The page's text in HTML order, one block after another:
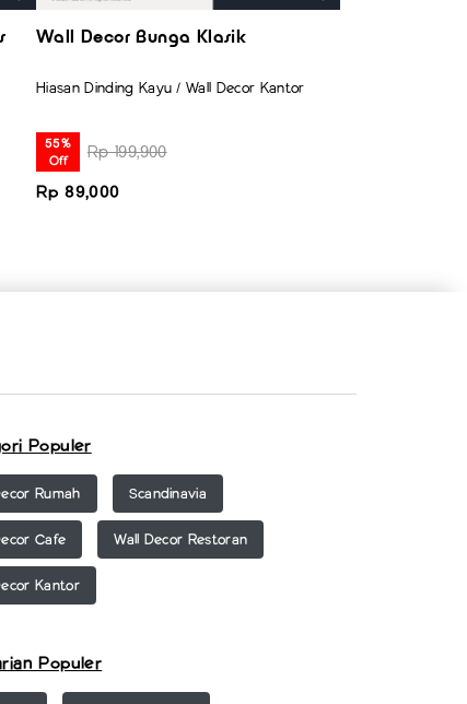
Wall Decor Bunga Klasik
Hiasan Dinding Kayu / Wall Decor Kantor
55%
Off
Rp 199,900
Rp 89,000
Populer
Rumah Scandinavia
Cafe Wall Decor Restoran
Kantor
Populer